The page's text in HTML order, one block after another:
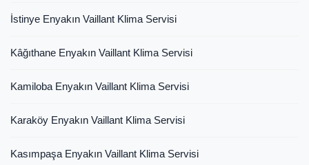
İstinye Enyakın Vaillant Klima Servisi
Kâğıthane Enyakın Vaillant Klima Servisi
Kamiloba Enyakın Vaillant Klima Servisi
Karaköy Enyakın Vaillant Klima Servisi
Kasımpaşa Enyakın Vaillant Klima Servisi